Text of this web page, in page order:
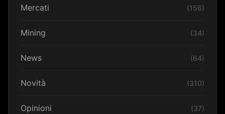
Mercati (156)
Mining (34)
News (64)
Novità (310)
Opinioni (37)